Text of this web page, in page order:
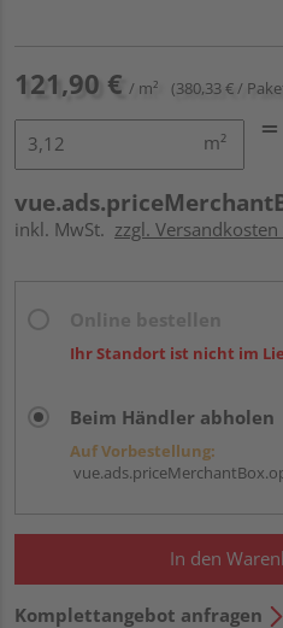
121,90 € / m² (380,33 € /
m²
inkl. MwSt. zzgl.
Ihr Standort ist nicht im
Beim Händler abholen
Auf Vorbestellung:
In den
Komplettangebot anfragen